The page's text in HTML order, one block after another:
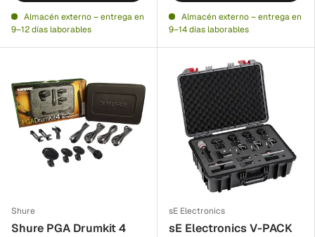
Almacén externo – entrega en
9–12 días laborables
Almacén externo – entrega en
9–14 días laborables
Shure
Shure PGA Drumkit 4
sE Electronics
sE Electronics V-PACK